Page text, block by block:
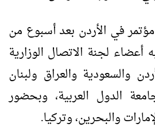
في الأردن بعد أسبوع من
لجنة الاتصال الوزارية
والسعودية والعراق ولبنان
الدول العربية، وبحضور
والبحرين، وتركيا.